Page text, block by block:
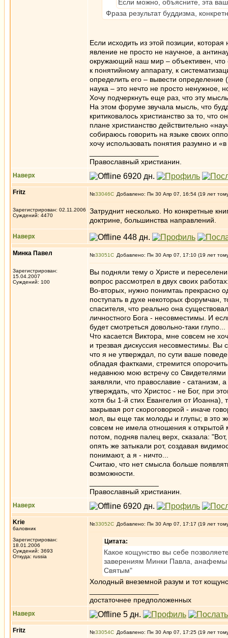
Если можно, объясните, эта
Фраза результат буддизма,
Если исходить из этой позиции,
явление не просто не научное, а
окружающий наш мир – объективен, что
к понятийному аппарату, к
определить его – вывести
наука – это нечто не просто ненужное,
Хочу подчеркнуть еще раз, что эту
На этом форуме звучала мысль, что
критиковалось христианство за то, что
плане христианство действительно
собираюсь говорить на языке своих
хочу использовать понятия разумно и
Православный христианин.
Наверх
Fritz
Зарегистрирован: 02.11.2006
Суждений: 4470
№33046 Добавлено: Пн 30 Апр 07, 16:54 (19 лет
Затруднит несколько. Но конкретные
доктрине, большинства направлений.
Наверх
Минка Павел
Зарегистрирован:
15.04.2007
Суждений: 100
№33051 Добавлено: Пн 30 Апр 07, 17:10 (19 лет
Вы подняли тему о Христе и
вопрос рассмотрел в двух своих
Во-вторых, нужно понимтаь прекрасно
поступать в духе некоторых форумчан,
спасителя, что реально она
личностного Бога - несовместимы. И
будет смотреться довольно-таки глупо...
Что касается Виктора, мне совсем не
и трезвая дискуссия несовместимы. Вы
что я не утверждал, по сути ваше
обладая фактками, стремится
недавнюю мою встречу со Свидетелями
заявляли, что православие - сатанизм,
утверждать, что Христос - не Бог, при
хотя бы 1-й стих Евангелия от Иоанна),
закрывая рот скороговоркой - иначе
мол, вы еще так молоды и глупы; в это
совсем не имела отношения к
потом, подняв палец верх, сказала:
опять же затыкали рот, создавая
понимают, а я - ничто...
Считаю, что нет смысла больше
возможности.
Православный христианин.
Наверх
Krie
баловник
Зарегистрирован:
18.01.2006
Суждений: 3693
Откуда: russia
№33052 Добавлено: Пн 30 Апр 07, 17:17 (19 лет
Цитата:
Какое кощунство вы себе
заверениям Минки Павла,
Святым"
Холодный внеземной разум и тот
достаточнее предположенных
Наверх
Fritz №33054 Добавлено: Пн 30 Апр 07, 17:25 (19 лет